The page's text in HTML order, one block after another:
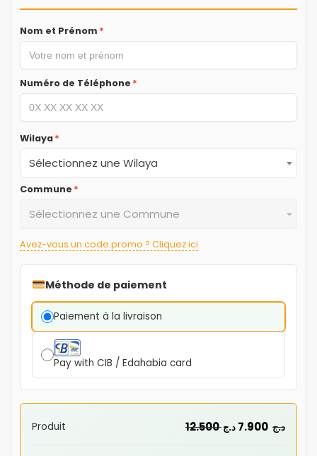
Nom et Prénom *
Numéro de Téléphone *
Wilaya*
Sélectionnez une Wilaya
Commune *
Sélectionnez une Commune
Avez-vous un code promo ? Cliquez ici
Méthode de paiement
Paiement à la livraison
Pay with CIB / Edahabia card
Produit 12.500 د.ج 7.900 د.ج